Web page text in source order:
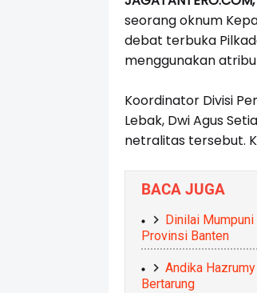
seorang oknum
debat terbuka
menggunakan
Koordinator Divisi
Lebak, Dwi Agus
netralitas tersebut.
BACA JUGA
Dinilai
Provinsi Banten
Andika
Bertarung